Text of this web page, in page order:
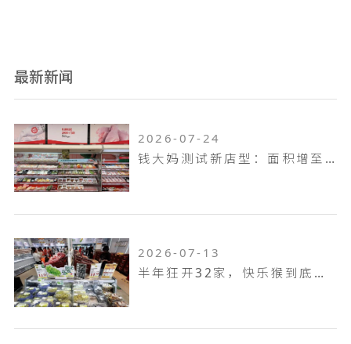
最新新闻
2026-07-24
钱大妈测试新店型：面积增至100平米，扩充熟食烘焙品类，放大自有品牌
2026-07-13
半年狂开32家，快乐猴到底是家什么样的门店